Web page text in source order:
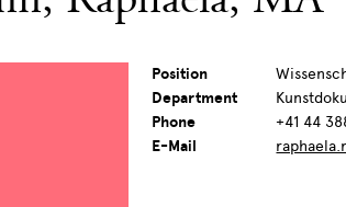
Position
Department
Phone
+41 44
E-Mail